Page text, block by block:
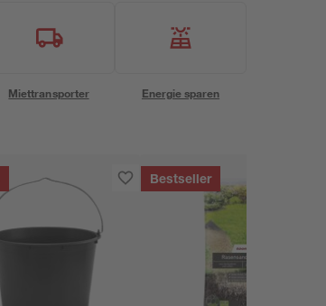
Miettransporter Energie sparen
Bestseller